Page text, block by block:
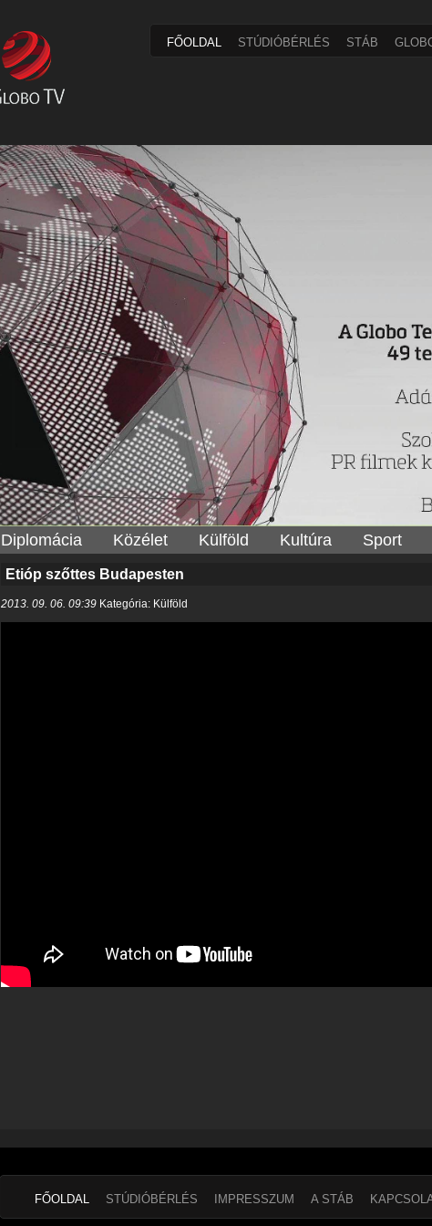
FŐOLDAL STÚDIÓBÉRLÉS STÁB
Diplomácia Közélet Külföld Kultúra Sport
Etióp szőttes Budapesten
2013. 09. 06. 09:39 Kategória: Külföld
FŐOLDAL STÚDIÓBÉRLÉS IMPRESSZUM A STÁB